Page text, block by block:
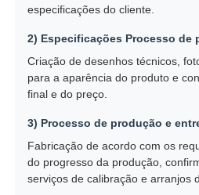
especificações do cliente.
2) Especificações Processo de
Criação de desenhos técnicos,
para a aparência do produto e
final e do preço.
3) Processo de produção e
Fabricação de acordo com os
do progresso da produção,
serviços de calibração e arranjos